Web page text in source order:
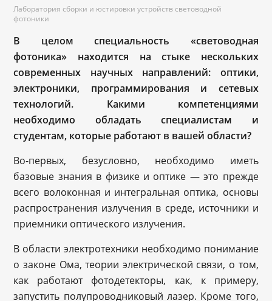
Лаборатория сборки и юстировки устройств световодной
фотоники
В целом специальность «световодная
фотоника» находится на стыке нескольких
современных научных направлений: оптики,
электроники, программирования и сетевых
технологий. Какими компетенциями
необходимо обладать специалистам и
студентам, которые работают в вашей области?
Во-первых, безусловно, необходимо иметь
базовые знания в физике и оптике — это прежде
всего волоконная и интегральная оптика, основы
распространения излучения в среде, источники и
приемники оптического излучения.
В области электротехники необходимо понимание
о законе Ома, теории электрической связи, о том,
как работают фотодетекторы, как, к примеру,
запустить полупроводниковый лазер. Кроме того,